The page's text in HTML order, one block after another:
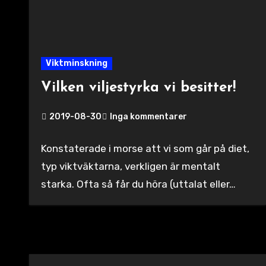
Viktminskning
Vilken viljestyrka vi besitter!
2019-08-30 Inga kommentarer
Konstaterade i morse att vi som går på diet,
typ viktväktarna, verkligen är mentalt
starka. Ofta så får du höra (uttalat eller…